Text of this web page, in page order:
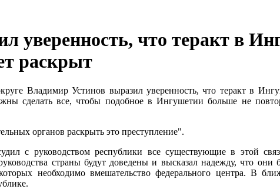
уверенность, что теракт в
раскрыт
Владимир Устинов выразил уверенность, что теракт в
сделать все, чтобы подобное в Ингушетии больше не
органов раскрыть это преступление".
с руководством республики все существующие в этой
страны будут доведены и высказал надежду, что они
необходимо вмешательство федерального центра. В